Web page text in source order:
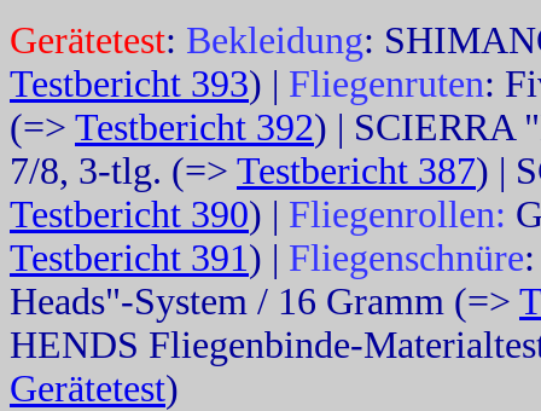
Gerätetest: Bekleidung:
Testbericht 393) | Fliegenruten:
(=> Testbericht 392) | SCIERRA
7/8, 3-tlg. (=> Testbericht 387) |
Testbericht 390) | Fliegenrollen:
Testbericht 391) | Fliegenschnüre
Heads"-System / 16 Gramm (=>
HENDS Fliegenbinde-
Gerätetest)